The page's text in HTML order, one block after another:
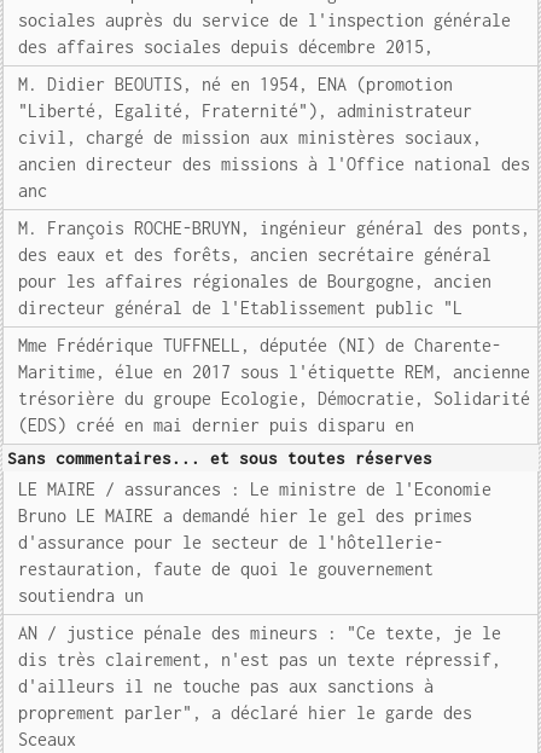
sociales auprès du service de l'inspection générale
des affaires sociales depuis décembre 2015,
M. Didier BEOUTIS, né en 1954, ENA (promotion
"Liberté, Egalité, Fraternité"), administrateur
civil, chargé de mission aux ministères sociaux,
ancien directeur des missions à l'Office national des
anc
M. François ROCHE-BRUYN, ingénieur général des ponts,
des eaux et des forêts, ancien secrétaire général
pour les affaires régionales de Bourgogne, ancien
directeur général de l'Etablissement public "L
Mme Frédérique TUFFNELL, députée (NI) de Charente-
Maritime, élue en 2017 sous l'étiquette REM, ancienne
trésorière du groupe Ecologie, Démocratie, Solidarité
(EDS) créé en mai dernier puis disparu en
Sans commentaires... et sous toutes réserves
LE MAIRE / assurances : Le ministre de l'Economie
Bruno LE MAIRE a demandé hier le gel des primes
d'assurance pour le secteur de l'hôtellerie-
restauration, faute de quoi le gouvernement
soutiendra un
AN / justice pénale des mineurs : "Ce texte, je le
dis très clairement, n'est pas un texte répressif,
d'ailleurs il ne touche pas aux sanctions à
proprement parler", a déclaré hier le garde des
Sceaux